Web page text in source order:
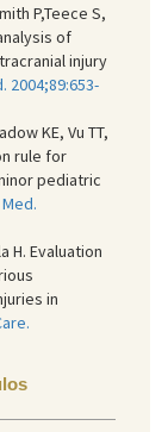
P,Teece S,
of
injury
2004;89:653-
KE, Vu TT,
rule for
pediatric
H. Evaluation
in